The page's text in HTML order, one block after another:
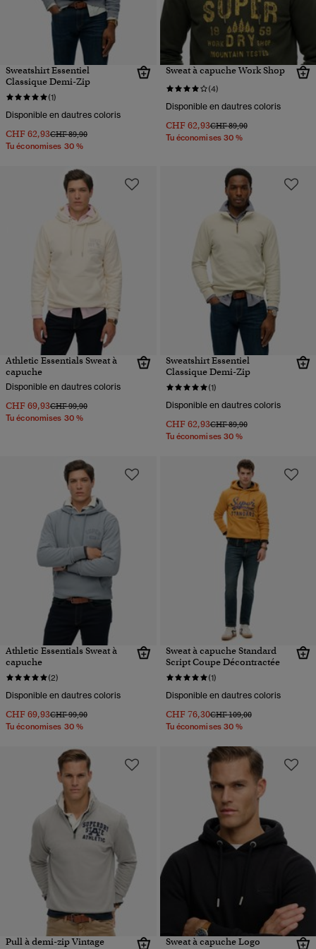
Sweatshirt Essentiel
Classique Demi-Zip
(1)
Disponible en dautres coloris
CHF 62,93Prix réduit de
CHF 89,90à
Tu économises 30 %
Sweat à capuche Work Shop
(4)
Disponible en dautres coloris
CHF 62,93Prix réduit de
CHF 89,90à
Tu économises 30 %
Athletic Essentials Sweat à
capuche
Disponible en dautres coloris
CHF 69,93Prix réduit de
CHF 99,90à
Tu économises 30 %
Sweatshirt Essentiel
Classique Demi-Zip
(1)
Disponible en dautres coloris
CHF 62,93Prix réduit de
CHF 89,90à
Tu économises 30 %
Athletic Essentials Sweat à
capuche
(2)
Disponible en dautres coloris
CHF 69,93Prix réduit de
CHF 99,90à
Tu économises 30 %
Sweat à capuche Standard
Script Coupe Décontractée
(1)
Disponible en dautres coloris
CHF 76,30Prix réduit de
CHF 109,00à
Tu économises 30 %
Pull à demi-zip Vintage
Sweat à capuche Logo